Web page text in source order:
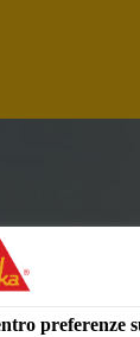
preferenze